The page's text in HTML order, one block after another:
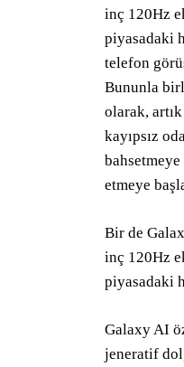
inç 120Hz
piyasadaki
telefon
Bununla
olarak,
kayıpsız
etmeye
Bir de
inç 120Hz
piyasadaki
Galaxy AI
jeneratif